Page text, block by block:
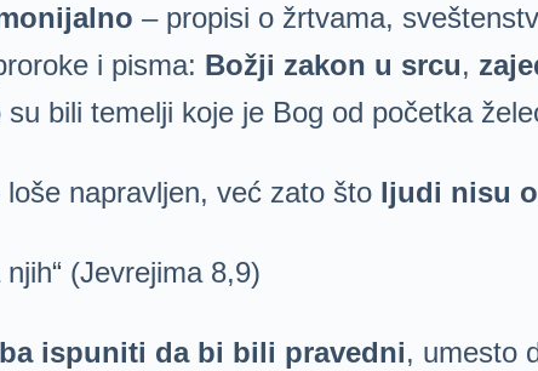
– propisi o žrtvama,
i pisma: Božji zakon u srcu,
bili temelji koje je Bog od početka
napravljen, već zato što ljudi nisu
(Jevrejima 8,9)
ispuniti da bi bili pravedni, umesto